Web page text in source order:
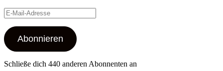
E-
Mail-
Adresse
Abonnieren
Schließe dich 440 anderen Abonnenten an